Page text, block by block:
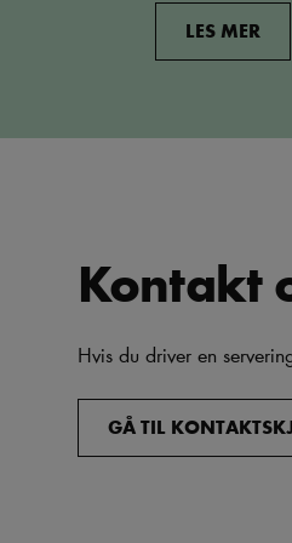
LES MER
Kontakt
Hvis du driver en
GÅ TIL